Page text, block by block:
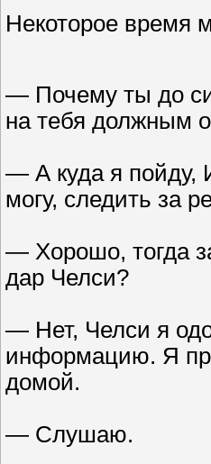
Некоторое время
— Почему ты до
на тебя должным
— А куда я пойду,
могу, следить за
— Хорошо, тогда
дар Челси?
— Нет, Челси я
информацию. Я
домой.
— Слушаю.